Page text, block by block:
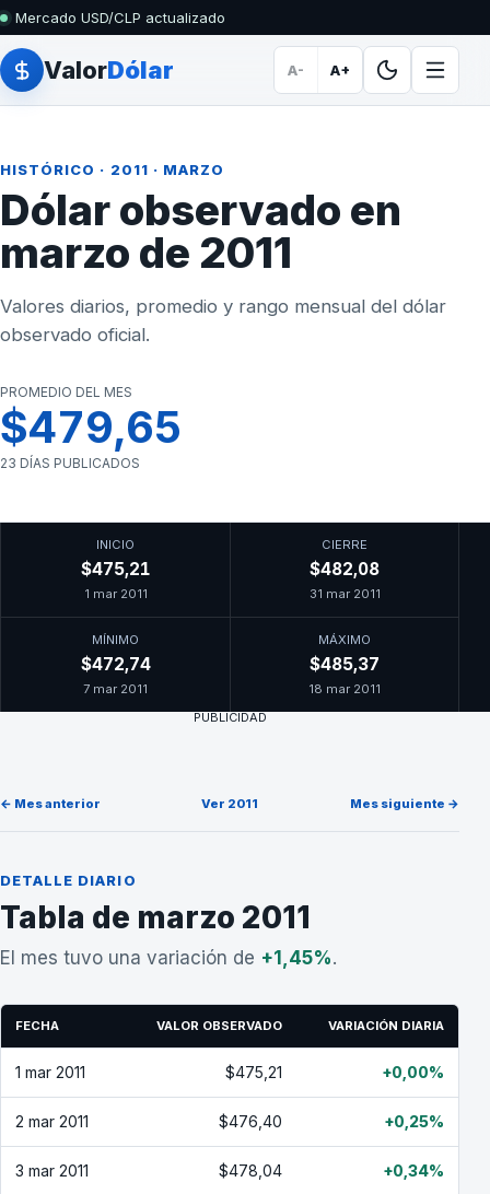
Mercado USD/CLP actualizado
ValorDólar A- A+
HISTÓRICO · 2011 · MARZO
Dólar observado en
marzo de 2011
Valores diarios, promedio y rango mensual del dólar
observado oficial.
PROMEDIO DEL MES
$479,65
23 DÍAS PUBLICADOS
INICIO
$475,21
1 mar 2011
CIERRE
$482,08
31 mar 2011
MÍNIMO
$472,74
7 mar 2011
MÁXIMO
$485,37
18 mar 2011
PUBLICIDAD
← Mes anterior Ver 2011 Mes siguiente →
DETALLE DIARIO
Tabla de marzo 2011
El mes tuvo una variación de +1,45%.
FECHA VALOR OBSERVADO VARIACIÓN DIARIA
1 mar 2011 $475,21 +0,00%
2 mar 2011 $476,40 +0,25%
3 mar 2011 $478,04 +0,34%